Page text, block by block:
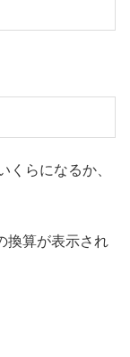
くらになるか、
換算が表示され